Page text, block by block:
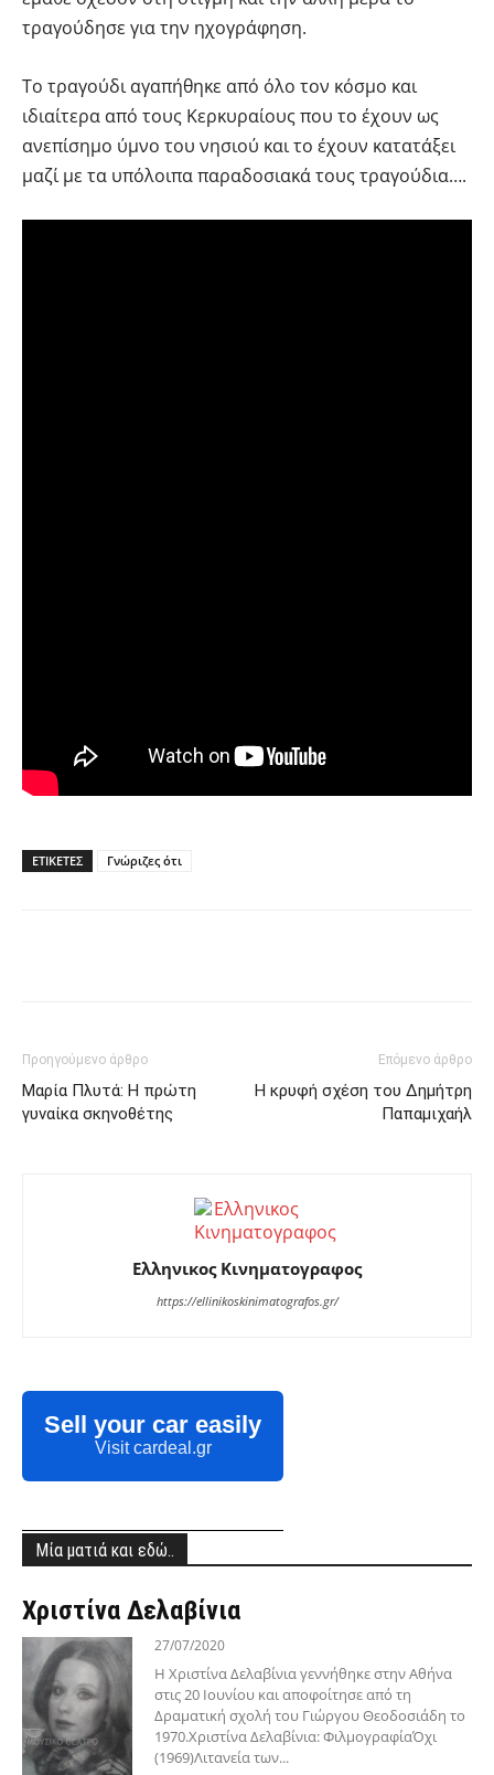
τραγούδησε για την ηχογράφηση.
Το τραγούδι αγαπήθηκε από όλο τον κόσμο και
ιδιαίτερα από τους Κερκυραίους που το έχουν ως
ανεπίσημο ύμνο του νησιού και το έχουν κατατάξει
μαζί με τα υπόλοιπα παραδοσιακά τους τραγούδια….
ΕΤΙΚΕΤΕΣ Γνώριζες ότι
Προηγούμενο άρθρο
Μαρία Πλυτά: Η πρώτη
γυναίκα σκηνοθέτης
Επόμενο άρθρο
Η κρυφή σχέση του Δημήτρη
Παπαμιχαήλ
Ελληνικος Κινηματογραφος
https://ellinikoskinimatografos.gr/
Sell your car easily
Visit cardeal.gr
Μία ματιά και εδώ..
Χριστίνα Δελαβίνια
27/07/2020
Η Χριστίνα Δελαβίνια γεννήθηκε στην Αθήνα
στις 20 Ιουνίου και αποφοίτησε από τη
Δραματική σχολή του Γιώργου Θεοδοσιάδη το
1970.Χριστίνα Δελαβίνια: ΦιλμογραφίαΌχι
(1969)Λιτανεία των...